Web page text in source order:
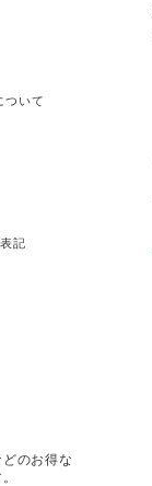
いて
記
のお得な